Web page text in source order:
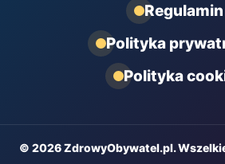
Regulamin
Polityka
Polityka
© 2026 ZdrowyObywatel.pl.